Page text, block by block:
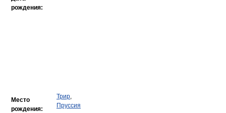
рождения:
Место
рождения:
Трир,
Пруссия